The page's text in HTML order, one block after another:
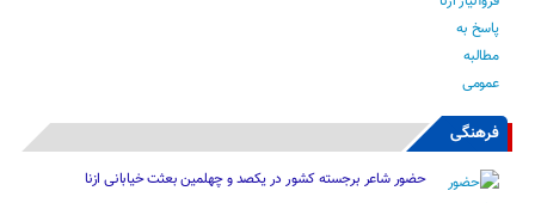
فرهنگی
حضور شاعر برجسته کشور در یکصد و چهلمین بعثت خیابانی ازنا